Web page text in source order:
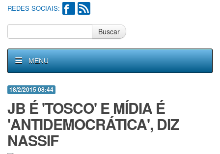
REDES SOCIAIS:
Buscar
MENU
18/2/2015 08:44
JB É 'TOSCO' E MÍDIA É
'ANTIDEMOCRÁTICA', DIZ
NASSIF